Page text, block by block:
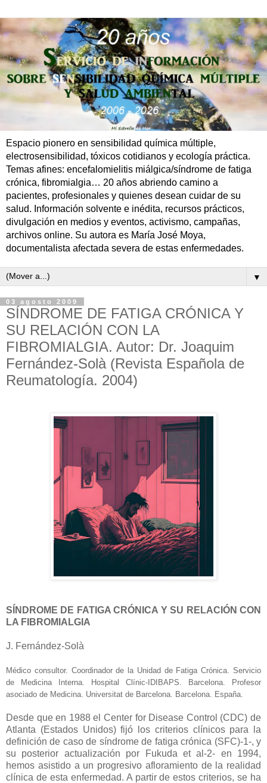
Espacio pionero en sensibilidad química múltiple,
electrosensibilidad, tóxicos cotidianos y ecología práctica.
Temas afines: encefalomielitis miálgica/síndrome de fatiga
crónica, fibromialgia… 20 años abriendo camino a
pacientes, profesionales y quienes desean cuidar de su
salud. Información solvente e inédita, recursos prácticos,
divulgación en medios y eventos, activismo, campañas,
archivos online. Su autora es María José Moya,
documentalista afectada severa de estas enfermedades.
▼
03 agosto 2009
SÍNDROME DE FATIGA CRÓNICA Y
SU RELACIÓN CON LA
FIBROMIALGIA. Autor: Dr. Joaquim
Fernández-Solà (Revista Española de
Reumatología. 2004)
SÍNDROME DE FATIGA CRÓNICA Y SU RELACIÓN CON
LA FIBROMIALGIA
J. Fernández-Solà
Médico consultor. Coordinador de la Unidad de Fatiga Crónica. Servicio
de Medicina Interna. Hospital Clínic-IDIBAPS. Barcelona. Profesor
asociado de Medicina. Universitat de Barcelona. Barcelona. España.
Desde que en 1988 el Center for Disease Control (CDC) de
Atlanta (Estados Unidos) fijó los criterios clínicos para la
definición de caso de síndrome de fatiga crónica (SFC)-1-, y
su posterior actualización por Fukuda et al-2- en 1994,
hemos asistido a un progresivo afloramiento de la realidad
clínica de esta enfermedad. A partir de estos criterios, se ha